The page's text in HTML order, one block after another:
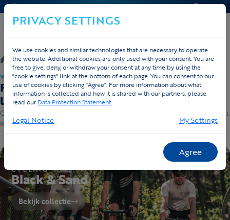
CONTACT & HELP OFFERTE
Webshop
WEBSHOP · DIRECT LEVERBAAR
Fietskleding & loopkleding kopen — direct
leverbaar
Onze vaste collecties, meteen leverbaar en op enkele dagen bij jou.
Kies een collectie en shop per stuk.
CYCLING
Black & Sand
Bekijk collectie
PRIVACY SETTINGS
We use cookies and similar technologies that are necessary to operate
the website. Additional cookies are only used with your consent. You are
free to give, deny, or withdraw your consent at any time by using the
"cookie settings" link at the bottom of each page. You can consent to our
use of cookies by clicking "Agree". For more information about what
information is collected and how it is shared with our partners, please
read ourData Protection Statement.
Legal Notice My Settings
Agree